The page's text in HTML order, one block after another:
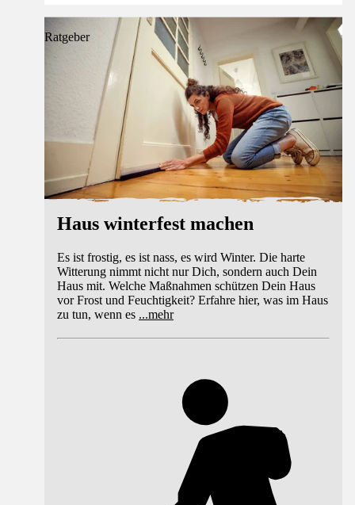
Ratgeber
Haus winterfest machen
Es ist frostig, es ist nass, es wird Winter. Die harte
Witterung nimmt nicht nur Dich, sondern auch Dein
Haus mit. Welche Maßnahmen schützen Dein Haus
vor Frost und Feuchtigkeit? Erfahre hier, was im Haus
zu tun, wenn es ...mehr